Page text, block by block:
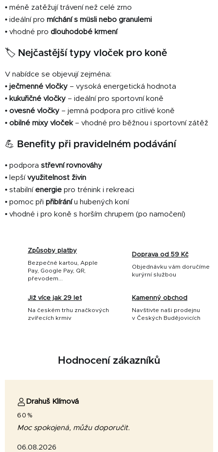
• méně zatěžují trávení než celé zrno
• ideální pro míchání s müsli nebo granulemi
• vhodné pro dlouhodobé krmení
🏷️ Nejčastější typy vloček pro koně
V nabídce se objevují zejména:
• ječmenné vločky – vysoká energetická hodnota
• kukuřičné vločky – ideální pro sportovní koně
• ovesné vločky – jemná podpora pro citlivé koně
• obilné mixy vloček– vhodné pro běžnou i sportovní zátěž
💪 Benefity při pravidelném podávání
• podpora střevní rovnováhy
• lepší využitelnost živin
• stabilní energie pro trénink i rekreaci
• pomoc při přibíráníu hubených koní
• vhodné i pro koně s horším chrupem (po namočení)
Způsoby platby
Bezpečné kartou, Apple
Pay, Google Pay, QR,
převodem...
Doprava od 59 Kč
Objednávku vám doručíme
kurýrní službou
Již více jak 29 let
Na českém trhu značkových
zvířecích krmiv
Kamenný obchod
Navštivte naši prodejnu
v Českých Budějovicích
Hodnocení zákazníků
Drahuš Klímová
60%
Moc spokojená, můžu doporučit.
06.08.2026